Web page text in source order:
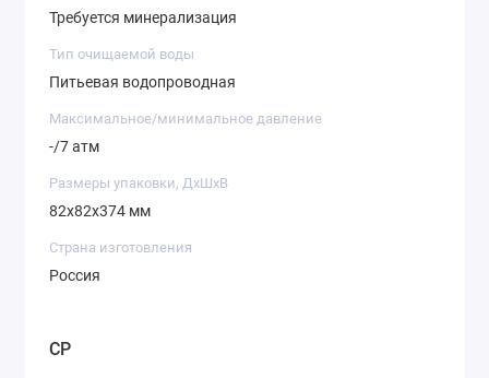
Требуется минерализация
Тип очищаемой воды
Питьевая водопроводная
Максимальное/минимальное давление
-/7 атм
Размеры упаковки, ДхШхВ
82x82x374 мм
Страна изготовления
Россия
CP